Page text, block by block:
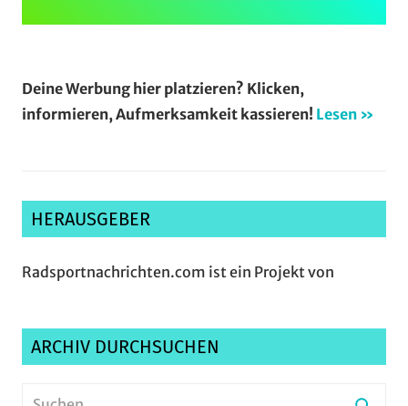
Deine Werbung hier platzieren? Klicken,
informieren, Aufmerksamkeit kassieren! Lesen »
HERAUSGEBER
Radsportnachrichten.com ist ein Projekt von
ARCHIV DURCHSUCHEN
Suchen